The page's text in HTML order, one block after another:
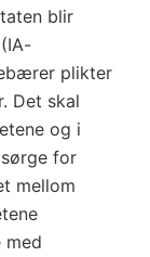
blir
plikter
Det skal
og i
for
mellom
med